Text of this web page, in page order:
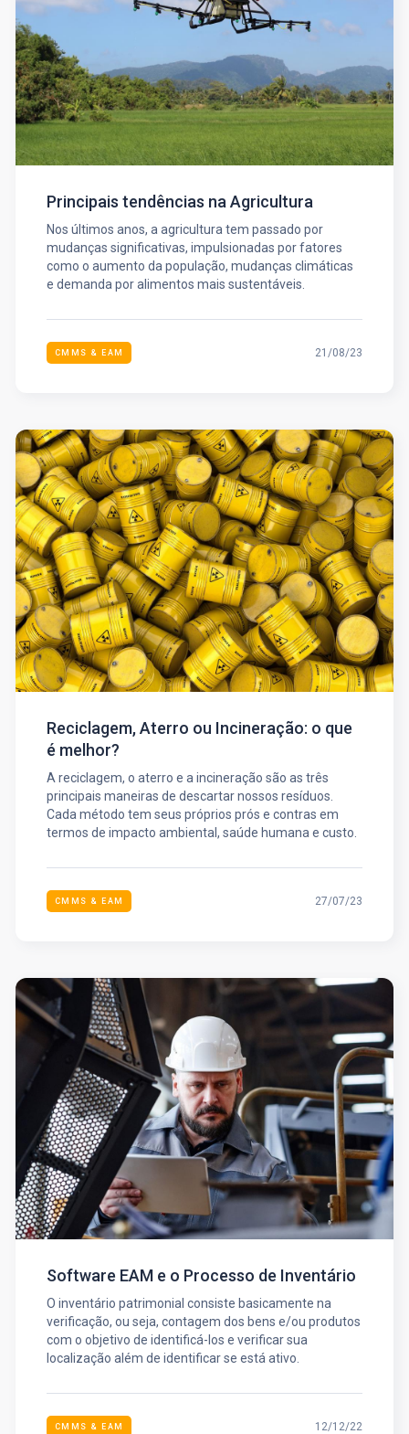
Principais tendências na Agricultura
Nos últimos anos, a agricultura tem passado por
mudanças significativas, impulsionadas por fatores
como o aumento da população, mudanças climáticas
e demanda por alimentos mais sustentáveis.
CMMS & EAM 21/08/23
Reciclagem, Aterro ou Incineração: o que
é melhor?
A reciclagem, o aterro e a incineração são as três
principais maneiras de descartar nossos resíduos.
Cada método tem seus próprios prós e contras em
termos de impacto ambiental, saúde humana e custo.
CMMS & EAM 27/07/23
Software EAM e o Processo de Inventário
O inventário patrimonial consiste basicamente na
verificação, ou seja, contagem dos bens e/ou produtos
com o objetivo de identificá-los e verificar sua
localização além de identificar se está ativo.
CMMS & EAM 12/12/22